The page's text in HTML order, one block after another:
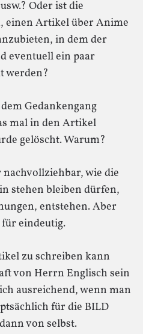
Oder ist die
einen Artikel über Anime
in dem der
eventuell ein paar
werden?
Gedankengang
mal in den Artikel
gelöscht. Warum?
wie die
stehen bleiben dürfen,
entstehen. Aber
eindeutig.
zu schreiben kann
von Herrn Englisch sein
ausreichend, wenn man
für die BILD
von selbst.